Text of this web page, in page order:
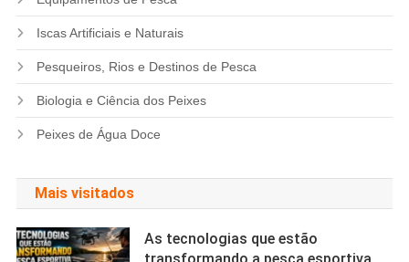
Iscas Artificiais e Naturais
Pesqueiros, Rios e Destinos de Pesca
Biologia e Ciência dos Peixes
Peixes de Água Doce
Mais visitados
As tecnologias que estão
transformando a pesca esportiva